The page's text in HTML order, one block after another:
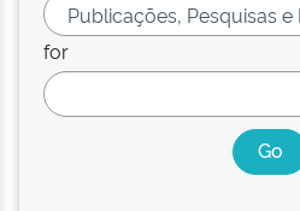
for